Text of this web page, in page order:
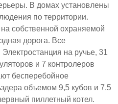
В домах установлены
по территории.
собственной охраняемой
дорога. Все
на ручье, 31
и 7 контролеров
бесперебойное
объемом 9,5 кубов и 7,5
пиллетный котел.